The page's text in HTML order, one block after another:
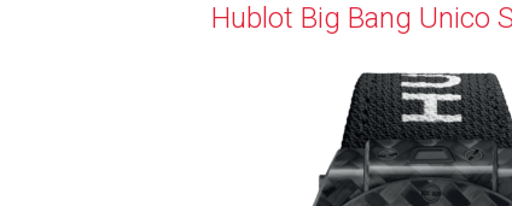
Hublot Big Bang Unico